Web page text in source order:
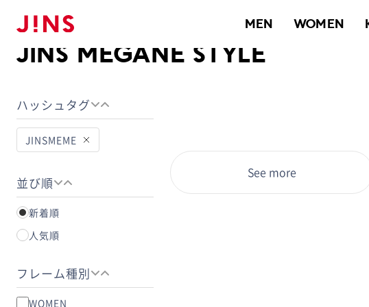
MEN WOMEN
メガネのJINS TOP
JINS MEGANE STYLE
ハッシュタグ
JINSMEME
並び順
新着順
人気順
フレーム種別
WOMEN
See more